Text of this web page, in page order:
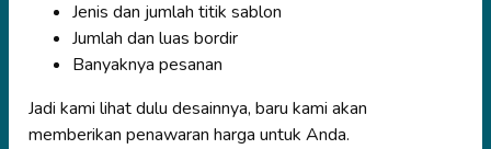
Jenis dan jumlah titik sablon
Jumlah dan luas bordir
Banyaknya pesanan
Jadi kami lihat dulu desainnya, baru kami akan
memberikan penawaran harga untuk Anda.